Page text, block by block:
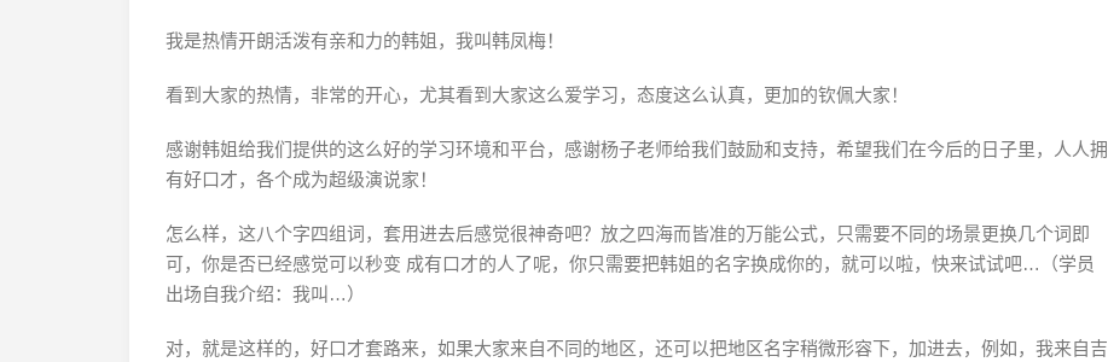
我是热情开朗活泼有亲和力的韩姐，我叫韩凤梅！
看到大家的热情，非常的开心，尤其看到大家这么爱学习，态度这么认真，更加的钦佩大家！
感谢韩姐给我们提供的这么好的学习环境和平台，感谢杨子老师给我们鼓励和支持，希望我们在今后的日子里，人人拥
有好口才，各个成为超级演说家！
怎么样，这八个字四组词，套用进去后感觉很神奇吧？放之四海而皆准的万能公式，只需要不同的场景更换几个词即
可，你是否已经感觉可以秒变 成有口才的人了呢，你只需要把韩姐的名字换成你的，就可以啦，快来试试吧…（学员
出场自我介绍：我叫…）
对，就是这样的，好口才套路来，如果大家来自不同的地区，还可以把地区名字稍微形容下，加进去，例如，我来自吉